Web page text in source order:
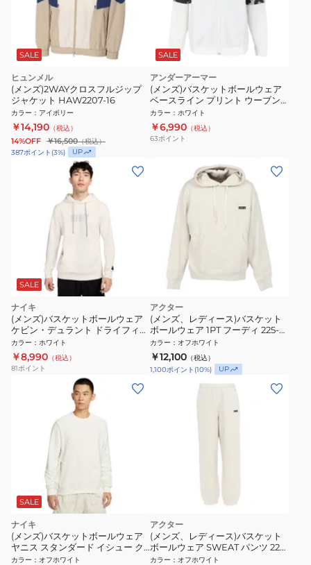
SALE
ヒュンメル
(メンズ)2WAYクロスフルジップ
ジャケット HAW2207-16
カラー ： アイボリー
￥14,190 （税込）
14%OFF ￥16,500（税込）
387ポイント (3%) UP
SALE
アンダーアーマー
(メンズ)バスケットボールウェア
ベースライン プリント ウーブン
ジャケット 1387573 114
カラー ： ホワイト
￥6,990 （税込）
63ポイント
SALE
ナイキ
(メンズ)バスケットボールウェア
ケビン・デュラント ドライフィッ
ト スタンダード イシュー プルオ
ーバー パーカー FN7381-133 速乾
カラー ： ホワイト
￥8,990 （税込）
81ポイント
アクター
(メンズ、レディース)バスケット
ボールウェア 1PT フーディ 225-
023010 WH
カラー ： オフホワイト
￥12,100 （税込）
1,100ポイント (10%) UP
SALE
ナイキ
(メンズ)バスケットボールウェア
ヤニス スタンダード イシュー ク
ルーネックシャツ HV1909-133
カラー ： オフホワイト
アクター
(メンズ、レディース)バスケット
ボールウェア SWEAT パンツ 225-
025020 WH
カラー ： オフホワイト